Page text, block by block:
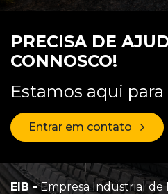
PRECISA DE
CONNOSCO!
Estamos aqui
Entrar em contato
EIB -Empresa Industrial de